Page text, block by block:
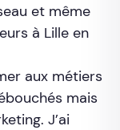
et même
à Lille en
aux métiers
mais
J’ai